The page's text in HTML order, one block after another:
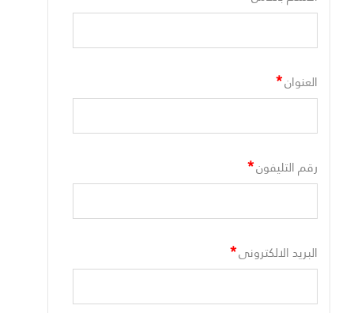
العنوان*
رقم التليفون*
البريد الالكترونى*